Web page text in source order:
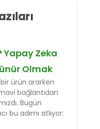
Yapay Zeka
Olmak
ürün ararken
bağlantıdan
Bugün
bu adımı atlıyor: